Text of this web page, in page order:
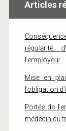
Articles
régularité
l’employeur
Mise en
l’obligation
Portée de
médecin du